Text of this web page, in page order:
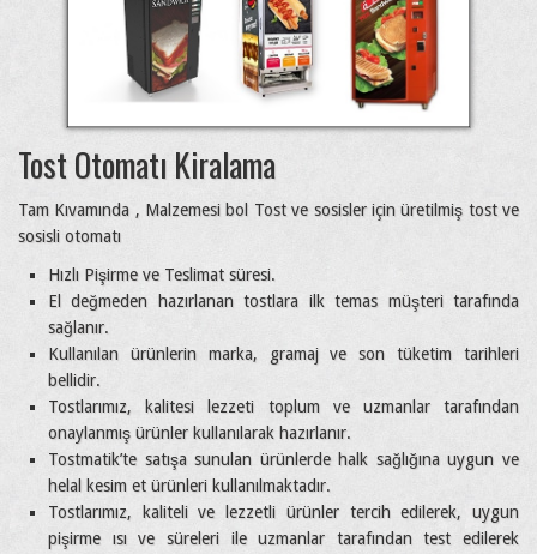
Tost Otomatı Kiralama
Tam Kıvamında , Malzemesi bol Tost ve sosisler için üretilmiş tost ve
sosisli otomatı
Hızlı Pişirme ve Teslimat süresi.
El değmeden hazırlanan tostlara ilk temas müşteri tarafında
sağlanır.
Kullanılan ürünlerin marka, gramaj ve son tüketim tarihleri
bellidir.
Tostlarımız, kalitesi lezzeti toplum ve uzmanlar tarafından
onaylanmış ürünler kullanılarak hazırlanır.
Tostmatik’te satışa sunulan ürünlerde halk sağlığına uygun ve
helal kesim et ürünleri kullanılmaktadır.
Tostlarımız, kaliteli ve lezzetli ürünler tercih edilerek, uygun
pişirme ısı ve süreleri ile uzmanlar tarafından test edilerek